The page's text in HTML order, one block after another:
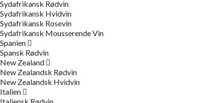
Sydafrikansk Rødvin
Sydafrikansk Hvidvin
Sydafrikansk Rosevin
Sydafrikansk Mousserende Vin
Spanien
Spansk Rødvin
New Zealand
New Zealandsk Rødvin
New Zealandsk Hvidvin
Italien